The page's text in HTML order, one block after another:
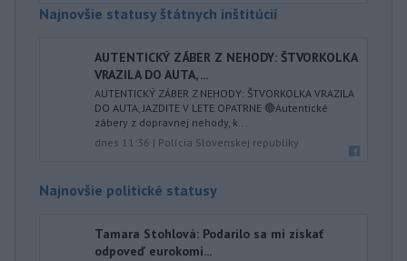
Najnovšie statusy štátnych inštitúcií
AUTENTICKÝ ZÁBER Z NEHODY: ŠTVORKOLKA
VRAZILA DO AUTA, ...
AUTENTICKÝ ZÁBER Z NEHODY: ŠTVORKOLKA VRAZILA
DO AUTA, JAZDITE V LETE OPATRNE 🔴Autentické
zábery z dopravnej nehody, k...
dnes 11:36 | Polícia Slovenskej republiky
Najnovšie politické statusy
Tamara Stohlová: Podarilo sa mi získať
odpoveď eurokomi...